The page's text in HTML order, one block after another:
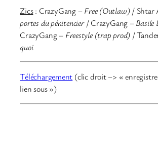
Zics: CrazyGang –Free (Outlaw)/ Shtar
portes du pénitencier/ CrazyGang –Basile
CrazyGang – Freestyle (trap prod) /
quoi
Téléchargement (clic droit –> «
lien sous »)